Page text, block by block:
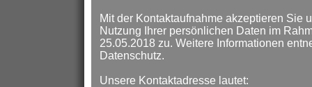
Mit der Kontaktaufnahme akzeptieren Sie
Nutzung Ihrer persönlichen Daten im
25.05.2018 zu. Weitere Informationen
Datenschutz.
Unsere Kontaktadresse lautet: